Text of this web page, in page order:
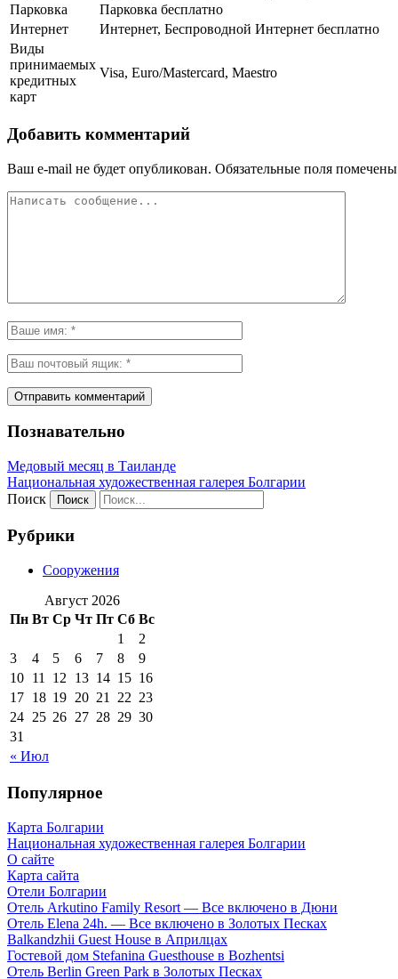
Парковка
Парковка бесплатно
Интернет
Интернет, Беспроводной Интернет бесплатно
Виды
принимаемых
кредитных
карт
Visa, Euro/Mastercard, Maestro
Добавить комментарий
Ваш e-mail не будет опубликован. Обязательные поля помечены
Познавательно
Медовый месяц в Таиланде
Национальная художественная галерея Болгарии
Поиск
Рубрики
Сооружения
Август 2026
Пн Вт Ср Чт Пт Сб Вс
« Июл
1
2
3
4 5 6 7 8
9
10 11 12 13 14 15 16
17 18 19 20 21 22 23
24 25 26 27 28 29 30
31
Популярное
Карта Болгарии
Национальная художественная галерея Болгарии
О сайте
Карта сайта
Отели Болгарии
Отель Arkutino Family Resort — Все включено в Дюни
Отель Elena 24h. — Все включено в Золотых Песках
Balkandzhii Guest House в Априлцах
Гостевой дом Stefanina Guesthouse в Bozhentsi
Отель Berlin Green Park в Золотых Песках